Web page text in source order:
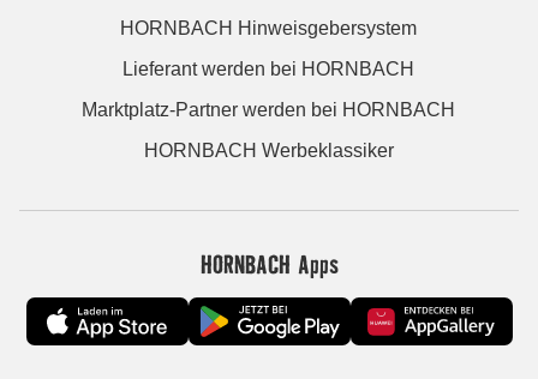
HORNBACH Hinweisgebersystem
Lieferant werden bei HORNBACH
Marktplatz-Partner werden bei HORNBACH
HORNBACH Werbeklassiker
HORNBACH Apps